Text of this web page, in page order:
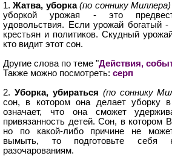
1.Жатва, уборка(по соннику Миллера)
уборкой урожая - это
удовольствия. Если урожай богатый
крестьян и политиков. Скудный
кто видит этот сон.
Другие слова по теме "Действия,
Также можно посмотреть: серп
2. Уборка, убираться (по соннику
сон, в котором она делает уборку
означает, что она сможет
привязанность детей. Сон, в котором
но по какой-либо причине не
вымыть, то подготовьте себя
разочарованиям.